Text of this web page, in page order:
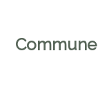
Commune